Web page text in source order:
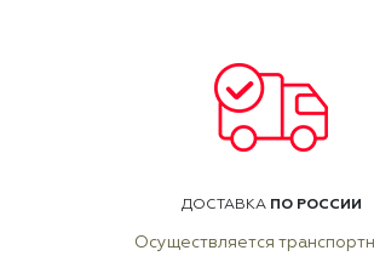
ДОСТАВКА ПО РОССИИ
Осуществляется